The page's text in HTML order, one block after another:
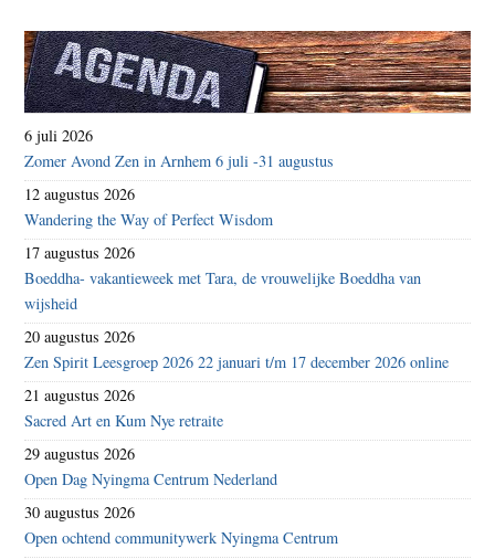
6 juli 2026
Zomer Avond Zen in Arnhem 6 juli -31 augustus
12 augustus 2026
Wandering the Way of Perfect Wisdom
17 augustus 2026
Boeddha- vakantieweek met Tara, de vrouwelijke Boeddha van
wijsheid
20 augustus 2026
Zen Spirit Leesgroep 2026 22 januari t/m 17 december 2026 online
21 augustus 2026
Sacred Art en Kum Nye retraite
29 augustus 2026
Open Dag Nyingma Centrum Nederland
30 augustus 2026
Open ochtend communitywerk Nyingma Centrum